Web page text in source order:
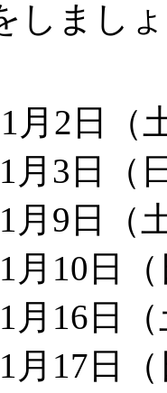
しまし
月2日（
）
）
日）
土）
日）